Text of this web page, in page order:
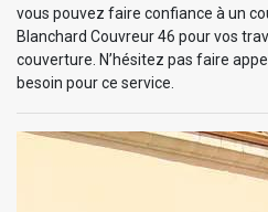
vous pouvez faire confiance à un
Blanchard Couvreur 46 pour vos
couverture. N’hésitez pas faire
besoin pour ce service.